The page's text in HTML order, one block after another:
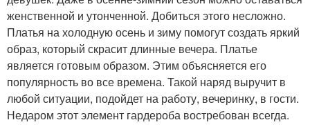
женственной и утонченной. Добиться этого несложно.
Платья на холодную осень и зиму помогут создать яркий
образ, который скрасит длинные вечера. Платье
является готовым образом. Этим объясняется его
популярность во все времена. Такой наряд выручит в
любой ситуации, подойдет на работу, вечеринку, в гости.
Недаром этот элемент гардероба востребован всегда.